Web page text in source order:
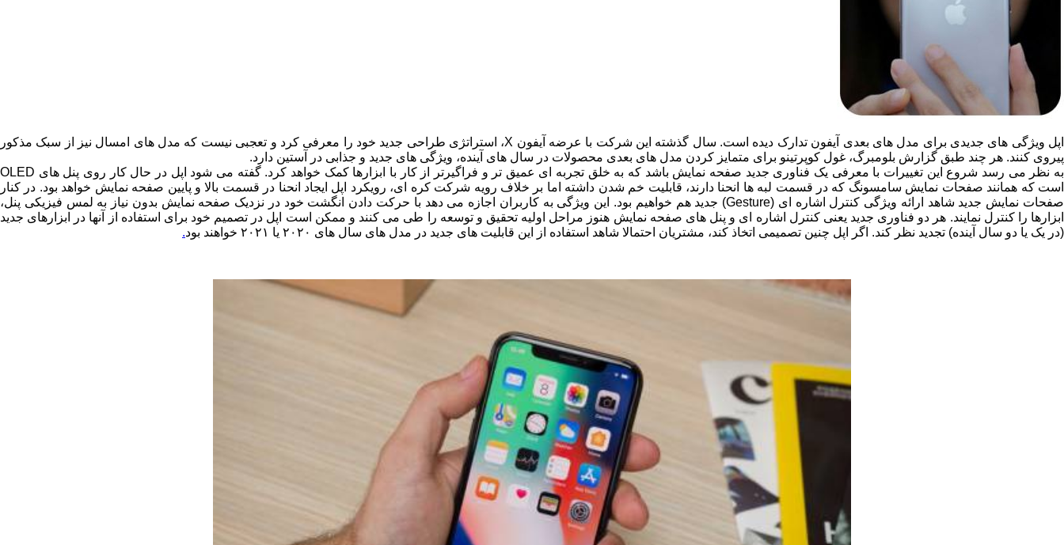
اپل ویژگی های جدیدی برای مدل های بعدی آیفون تدارک دیده است. سال گذشته این شرکت با عرضه آیفون X، استراتژی طراحی جدید خود را معرفی کرد و تعجبی نیست که مدل های امسال نیز از سبک مذکور
پیروی کنند. هر چند طبق گزارش بلومبرگ، غول کوپرتینو برای متمایز کردن مدل های بعدی محصولات در سال های آینده، ویژگی های جدید و جذابی در آستین دارد.
به نظر می رسد شروع این تغییرات با معرفی یک فناوری جدید صفحه نمایش باشد که به خلق تجربه ای عمیق تر و فراگیرتر از کار با ابزارها کمک خواهد کرد. گفته می شود اپل در حال کار روی پنل های OLED
است که همانند صفحات نمایش سامسونگ که در قسمت لبه ها انحنا دارند، قابلیت خم شدن داشته اما بر خلاف رویه شرکت کره‌ ای، رویکرد اپل ایجاد انحنا در قسمت بالا و پایین صفحه نمایش خواهد بود. در کنار
صفحات نمایش جدید شاهد ارائه ویژگی کنترل اشاره ای (Gesture) جدید هم خواهیم بود. این ویژگی به کاربران اجازه می دهد با حرکت دادن انگشت خود در نزدیک صفحه نمایش بدون نیاز به لمس فیزیکی پنل،
ابزارها را کنترل نمایند. هر دو فناوری جدید یعنی کنترل اشاره ای و پنل های صفحه نمایش هنوز مراحل اولیه تحقیق و توسعه را طی می کنند و ممکن است اپل در تصمیم خود برای استفاده از آنها در ابزارهای جدید
(در یک یا دو سال آینده) تجدید نظر کند. اگر اپل چنین تصمیمی اتخاذ کند، مشتریان احتمالا شاهد استفاده از این قابلیت های جدید در مدل های سال های ۲۰۲۰ یا ۲۰۲۱ خواهند بود
.